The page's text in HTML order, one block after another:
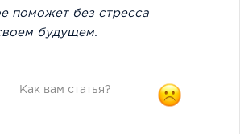
поможет без стресса
будущем.
Как вам статья?